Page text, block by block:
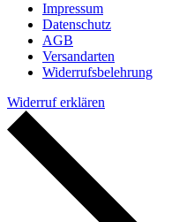
Impressum
Datenschutz
AGB
Versandarten
Widerrufsbelehrung
Widerruf erklären